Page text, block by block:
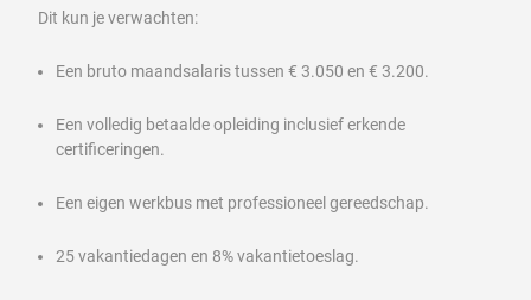
Dit kun je verwachten:
Een bruto maandsalaris tussen € 3.050 en € 3.200.
Een volledig betaalde opleiding inclusief erkende
certificeringen.
Een eigen werkbus met professioneel gereedschap.
25 vakantiedagen en 8% vakantietoeslag.